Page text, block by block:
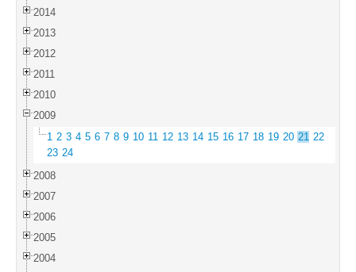
2014
2013
2012
2011
2010
2009
1 2 3 4 5 6 7 8 9 10 11 12 13 14 15 16 17 18 19 20 21 22
23 24
2008
2007
2006
2005
2004